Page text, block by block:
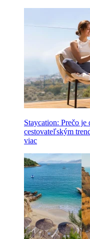
Staycation: Prečo
cestovateľským
viac